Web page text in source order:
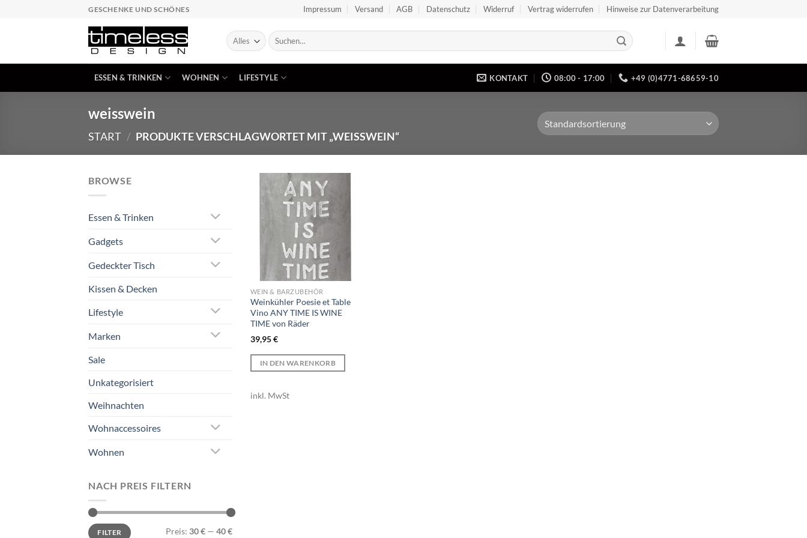
GESCHENKE UND SCHÖNES Impressum Versand AGB Datenschutz Widerruf Vertrag widerrufen Hinweise zur Datenverarbeitung
Suchen
nach:
ESSEN & TRINKEN WOHNEN LIFESTYLE KONTAKT 08:00 - 17:00 +49 (0)4771-68659-10
weisswein
START / PRODUKTE VERSCHLAGWORTET MIT „WEISSWEIN“
BROWSE
Essen & Trinken
Gadgets
Gedeckter Tisch
Kissen & Decken
Lifestyle
Marken
Sale
Unkategorisiert
Weihnachten
Wohnaccessoires
Wohnen
NACH PREIS FILTERN
Min.
Preis
Max.
PreisFILTER Preis: 30 € — 40 €
WEIN & BARZUBEHÖR
Weinkühler Poesie et Table
Vino ANY TIME IS WINE
TIME von Räder
39,95€
IN DEN WARENKORB
inkl. MwSt